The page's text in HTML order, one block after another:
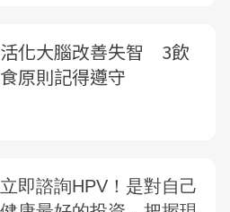
活化大腦改善失智 3飲
食原則記得遵守